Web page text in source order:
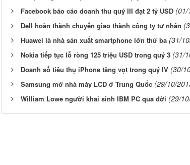
Facebook báo cáo doanh thu quý III đạt 2 tỷ USD (01/
Dell hoàn thành chuyển giao thành công ty tư nhân
Huawei là nhà sản xuất smartphone lớn thứ ba (31/
Nokia tiếp tục lỗ ròng 125 triệu USD trong quý 3 (31/
Doanh số tiêu thụ iPhone tăng vọt trong quý IV (30/
Samsung mở nhà máy LCD ở Trung Quốc (29/10/
William Lowe người khai sinh IBM PC qua đời (29/